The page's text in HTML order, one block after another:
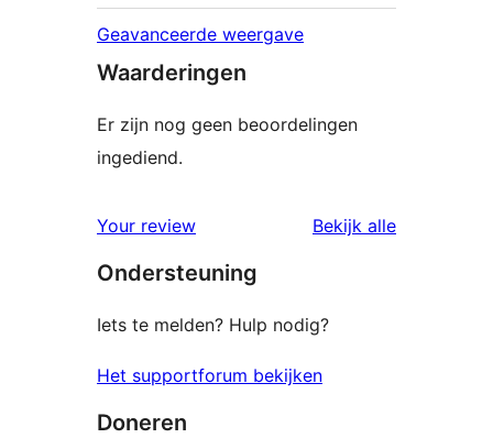
Geavanceerde weergave
Waarderingen
Er zijn nog geen beoordelingen
ingediend.
Your review Bekijk alle
Ondersteuning
Iets te melden? Hulp nodig?
Het supportforum bekijken
Doneren